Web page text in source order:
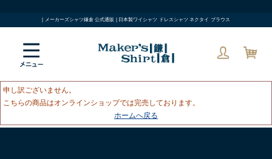
| メーカーズシャツ鎌倉 公式通販 | 日本製ワイシャツ ドレスシャツ ネクタイ ブラウス
申し訳ございません。
こちらの商品はオンラインショップでは完売しております。
ホームへ戻る